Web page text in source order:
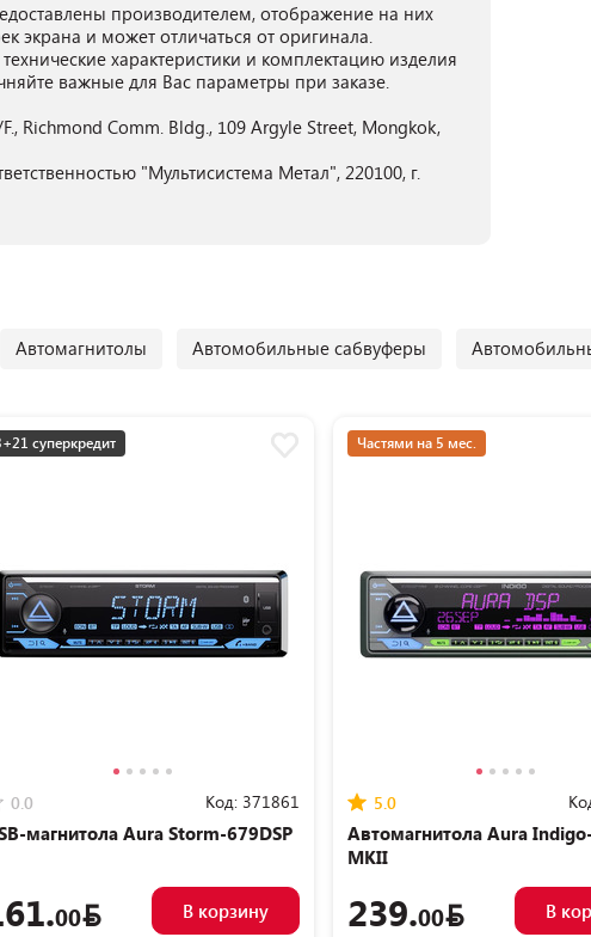
производителем, отображение на них
экрана и может отличаться от оригинала.
характеристики и комплектацию изделия
важные для Вас параметры при заказе.
Richmond Comm. Bldg., 109 Argyle Street, Mongkok,
"Мультисистема Метал", 220100, г.
Автомагнитолы Автомобильные сабвуферы
суперкредит
0.0 Код: 371861
магнитола Aura Storm-679DSP
00 В корзину
Частями на 5 мес.
5.0
Автомагнитола Aura
MKII
239.00 В